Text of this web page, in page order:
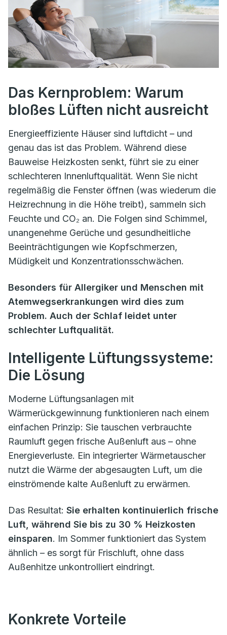
Das Kernproblem: Warum
bloßes Lüften nicht ausreicht
Energieeffiziente Häuser sind luftdicht – und
genau das ist das Problem. Während diese
Bauweise Heizkosten senkt, führt sie zu einer
schlechteren Innenluftqualität. Wenn Sie nicht
regelmäßig die Fenster öffnen (was wiederum die
Heizrechnung in die Höhe treibt), sammeln sich
Feuchte und CO₂ an. Die Folgen sind Schimmel,
unangenehme Gerüche und gesundheitliche
Beeinträchtigungen wie Kopfschmerzen,
Müdigkeit und Konzentrationsschwächen.
Besonders für Allergiker und Menschen mit
Atemwegserkrankungen wird dies zum
Problem. Auch der Schlaf leidet unter
schlechter Luftqualität.
Intelligente Lüftungssysteme:
Die Lösung
Moderne Lüftungsanlagen mit
Wärmerückgewinnung funktionieren nach einem
einfachen Prinzip: Sie tauschen verbrauchte
Raumluft gegen frische Außenluft aus – ohne
Energieverluste. Ein integrierter Wärmetauscher
nutzt die Wärme der abgesaugten Luft, um die
einströmende kalte Außenluft zu erwärmen.
Das Resultat: Sie erhalten kontinuierlich frische
Luft, während Sie bis zu 30 % Heizkosten
einsparen. Im Sommer funktioniert das System
ähnlich – es sorgt für Frischluft, ohne dass
Außenhitze unkontrolliert eindringt.
Konkrete Vorteile